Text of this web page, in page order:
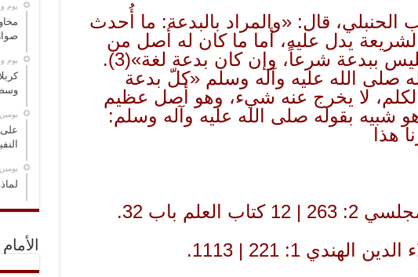
الحنبلي، قال: «والمراد بالبدعة: ما أُحدث
يدل عليه، أما ما كان له أصل من
ببدعة شرعاً، وإن كان بدعة لغة»(3)
.
صلى الله عليه وآله وسلم «كلّ بدعة
لا يخرج عنه شيء، وهو أصل عظيم
شبيه بقوله صلى الله عليه وآله وسلم:
هذا
‏يوم
‏يوم
وسط